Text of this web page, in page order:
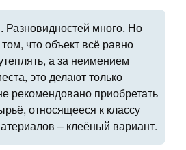
Разновидностей много. Но
что объект всё равно
а за неимением
это делают только
рекомендовано приобретать
относящееся к классу
– клеёный вариант.